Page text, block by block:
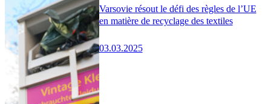
Varsovie résout le défi des règles de l’UE
en matière de recyclage des textiles
03.03.2025